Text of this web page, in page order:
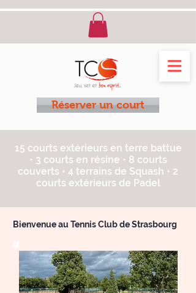
Réserver un court
15 courts extérieurs en terre battue
• 3 courts en résine • 8 courts
couverts • 4 terrains de Squash • 2
courts extérieurs de Padel
Bienvenue au Tennis Club de Strasbourg